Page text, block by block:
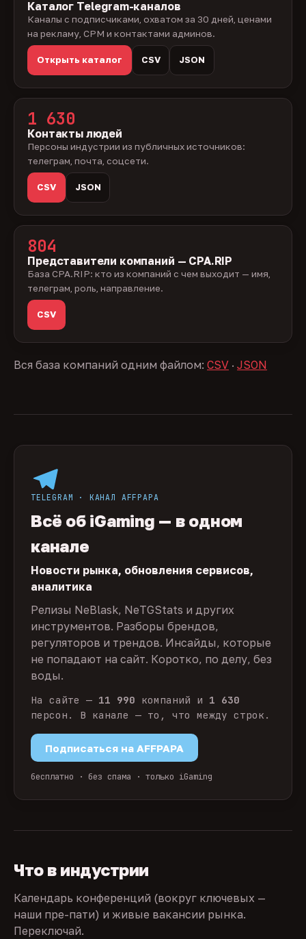
Каталог Telegram-каналов
Каналы с подписчиками, охватом за 30 дней, ценами
на рекламу, CPM и контактами админов.
Открыть каталог CSV JSON
1 630
Контакты людей
Персоны индустрии из публичных источников:
телеграм, почта, соцсети.
CSV JSON
804
Представители компаний — CPA.RIP
База CPA.RIP: кто из компаний с чем выходит — имя,
телеграм, роль, направление.
CSV
Вся база компаний одним файлом: CSV · JSON
TELEGRAM · КАНАЛ AFFPAPA
Всё об iGaming — в одном
канале
Новости рынка, обновления сервисов,
аналитика
Релизы NeBlask, NeTGStats и других
инструментов. Разборы брендов,
регуляторов и трендов. Инсайды, которые
не попадают на сайт. Коротко, по делу, без
воды.
На сайте — 11 990 компаний и 1 630
персон. В канале — то, что между строк.
Подписаться на AFFPAPA
бесплатно · без спама · только iGaming
Что в индустрии
Календарь конференций (вокруг ключевых —
наши пре-пати) и живые вакансии рынка.
Переключай.